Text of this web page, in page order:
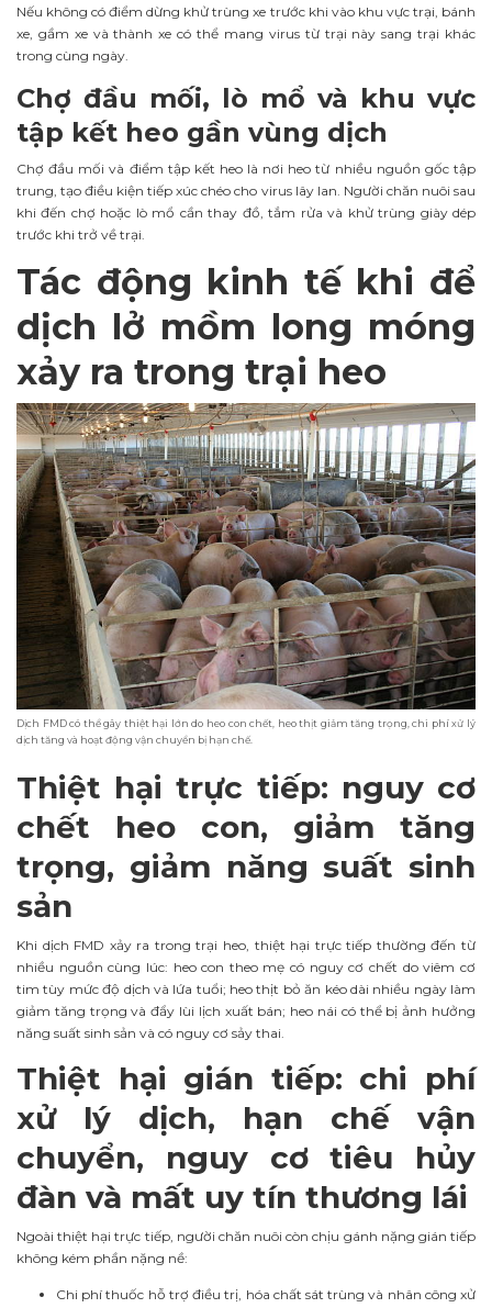
Nếu không có điểm dừng khử trùng xe trước khi vào khu vực trại, bánh
xe, gầm xe và thành xe có thể mang virus từ trại này sang trại khác
trong cùng ngày.
Chợ đầu mối, lò mổ và khu vực
tập kết heo gần vùng dịch
Chợ đầu mối và điểm tập kết heo là nơi heo từ nhiều nguồn gốc tập
trung, tạo điều kiện tiếp xúc chéo cho virus lây lan. Người chăn nuôi sau
khi đến chợ hoặc lò mổ cần thay đồ, tắm rửa và khử trùng giày dép
trước khi trở về trại.
Tác động kinh tế khi để
dịch lở mồm long móng
xảy ra trong trại heo
Dịch FMD có thể gây thiệt hại lớn do heo con chết, heo thịt giảm tăng trọng, chi phí xử lý
dịch tăng và hoạt động vận chuyển bị hạn chế.
Thiệt hại trực tiếp: nguy cơ
chết heo con, giảm tăng
trọng, giảm năng suất sinh
sản
Khi dịch FMD xảy ra trong trại heo, thiệt hại trực tiếp thường đến từ
nhiều nguồn cùng lúc: heo con theo mẹ có nguy cơ chết do viêm cơ
tim tùy mức độ dịch và lứa tuổi; heo thịt bỏ ăn kéo dài nhiều ngày làm
giảm tăng trọng và đẩy lùi lịch xuất bán; heo nái có thể bị ảnh hưởng
năng suất sinh sản và có nguy cơ sảy thai.
Thiệt hại gián tiếp: chi phí
xử lý dịch, hạn chế vận
chuyển, nguy cơ tiêu hủy
đàn và mất uy tín thương lái
Ngoài thiệt hại trực tiếp, người chăn nuôi còn chịu gánh nặng gián tiếp
không kém phần nặng nề:
Chi phí thuốc hỗ trợ điều trị, hóa chất sát trùng và nhân công xử